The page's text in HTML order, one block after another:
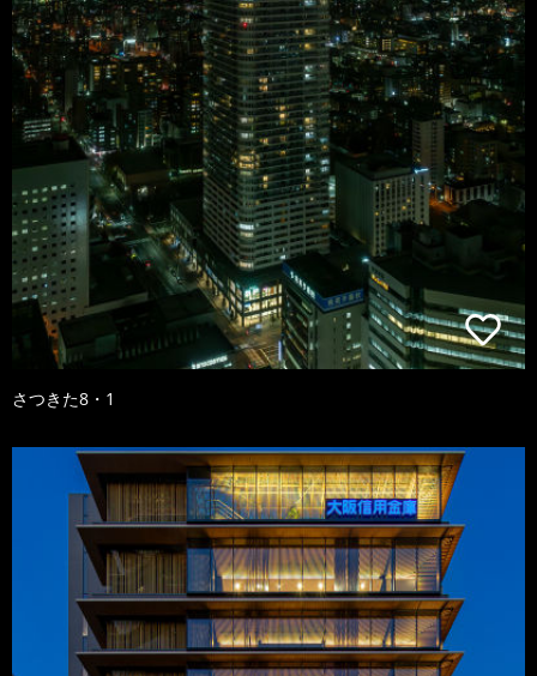
さつきた8・1